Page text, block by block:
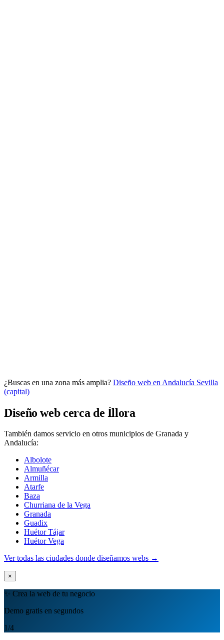
Quiero mi panel
¿Buscas en una zona más amplia? Diseño web en Andalucía Sevilla
(capital)
Diseño web cerca de Íllora
También damos servicio en otros municipios de Granada y
Andalucía:
Albolote
Almuñécar
Armilla
Atarfe
Baza
Churriana de la Vega
Granada
Guadix
Huétor Tájar
Huétor Vega
Ver todas las ciudades donde diseñamos webs →
×
✨ Crea la web de tu negocio
Demo gratis en segundos
1/4